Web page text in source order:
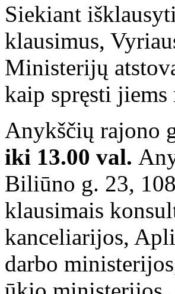
Siekiant
klausimus,
Ministerijų
kaip spręsti jiems
Anykščių rajono
iki 13.00 val.
Biliūno g. 23,
klausimais
kanceliarijos,
darbo